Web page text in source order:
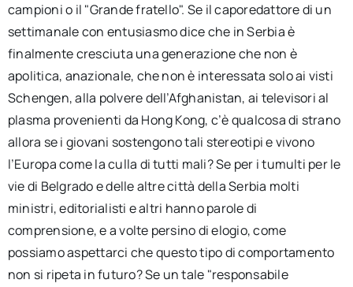
campioni o il "Grande fratello". Se il caporedattore di un
settimanale con entusiasmo dice che in Serbia è
finalmente cresciuta una generazione che non è
apolitica, anazionale, che non è interessata solo ai visti
Schengen, alla polvere dell’Afghanistan, ai televisori al
plasma provenienti da Hong Kong, c’è qualcosa di strano
allora se i giovani sostengono tali stereotipi e vivono
l’Europa come la culla di tutti mali? Se per i tumulti per le
vie di Belgrado e delle altre città della Serbia molti
ministri, editorialisti e altri hanno parole di
comprensione, e a volte persino di elogio, come
possiamo aspettarci che questo tipo di comportamento
non si ripeta in futuro? Se un tale "responsabile